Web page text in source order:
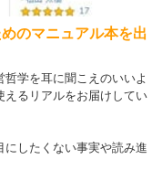
のマニュアル本を出
学を耳に聞こえのいいよ
えるリアルをお届けしてい
したくない事実や読み進